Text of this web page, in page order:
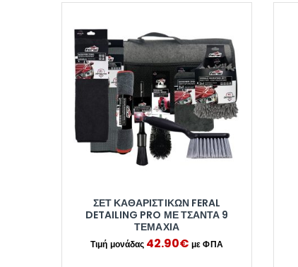
ΣΕΤ ΚΑΘΑΡΙΣΤΙΚΏΝ FERAL
DETAILING PRO ΜΕ ΤΣΆΝΤΑ 9
ΤΕΜΆΧΙΑ
42.90€